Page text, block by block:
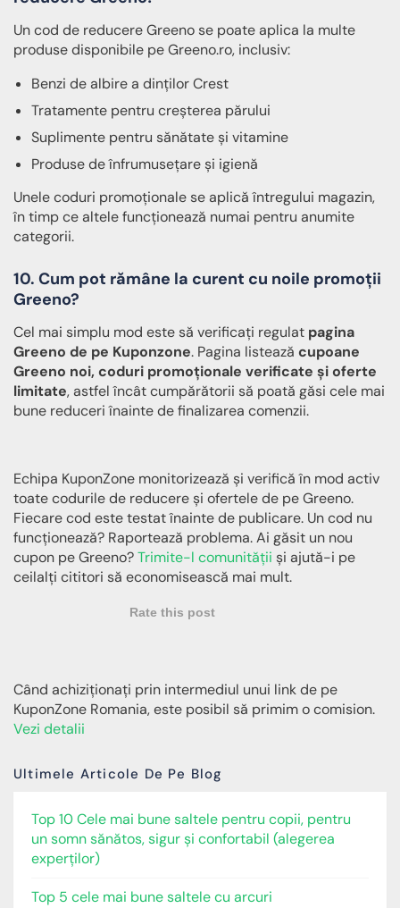
Un cod de reducere Greeno se poate aplica la multe
produse disponibile pe Greeno.ro, inclusiv:
Benzi de albire a dinților Crest
Tratamente pentru creșterea părului
Suplimente pentru sănătate și vitamine
Produse de înfrumusețare și igienă
Unele coduri promoționale se aplică întregului magazin,
în timp ce altele funcționează numai pentru anumite
categorii.
10. Cum pot rămâne la curent cu noile promoții
Greeno?
Cel mai simplu mod este să verificați regulat pagina
Greeno de pe Kuponzone. Pagina listează cupoane
Greeno noi, coduri promoționale verificate și oferte
limitate, astfel încât cumpărătorii să poată găsi cele mai
bune reduceri înainte de finalizarea comenzii.
Echipa KuponZone monitorizează și verifică în mod activ
toate codurile de reducere și ofertele de pe Greeno.
Fiecare cod este testat înainte de publicare. Un cod nu
funcționează? Raportează problema. Ai găsit un nou
cupon pe Greeno?Trimite-l comunității și ajută-i pe
ceilalți cititori să economisească mai mult.
Rate this post
Când achiziționați prin intermediul unui link de pe
KuponZone Romania, este posibil să primim o comision.
Vezi detalii
Ultimele Articole De Pe Blog
Top 10 Cele mai bune saltele pentru copii, pentru
un somn sănătos, sigur și confortabil (alegerea
experților)
Top 5 cele mai bune saltele cu arcuri